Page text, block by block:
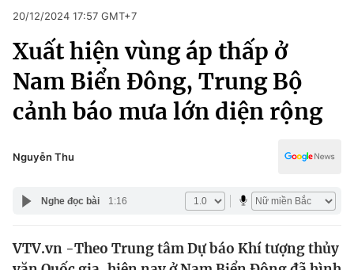
Chuyên mục
Chính trị
Xã hội
Pháp luật
Thể thao
Truyền hình
Giáo dục
20/12/2024 17:57 GMT+7
Xuất hiện vùng áp thấp ở
Nam Biển Đông, Trung Bộ
cảnh báo mưa lớn diện rộng
Nguyễn Thu
Nghe đọc bài 1:16
VTV.vn -Theo Trung tâm Dự báo Khí tượng thủy